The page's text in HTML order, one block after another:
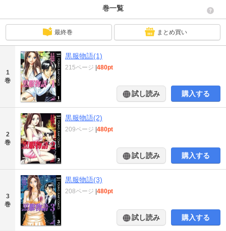
巻一覧
最終巻 まとめ買い
1
巻
黒服物語(1)
215ページ 480pt
試し読み 購入する
2
巻
黒服物語(2)
209ページ 480pt
試し読み 購入する
3
巻
黒服物語(3)
208ページ 480pt
試し読み 購入する